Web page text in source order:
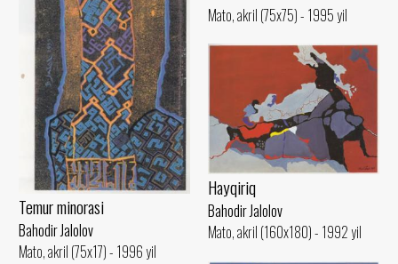
Temur minorasi
Bahodir Jalolov
Mato, akril (75x17) - 1996 yil
Mato, akril (75x75) - 1995 yil
Hayqiriq
Bahodir Jalolov
Mato, akril (160x180) - 1992 yil